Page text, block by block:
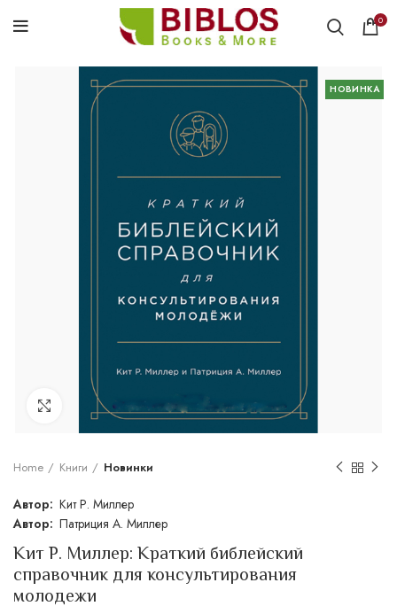
0
НОВИНКА
Увеличить
Home Книги Новинки
Кит Р. Миллер
Патриция А. Миллер
Кит Р. Миллер: Краткий библейский
справочник для консультирования
молодежи